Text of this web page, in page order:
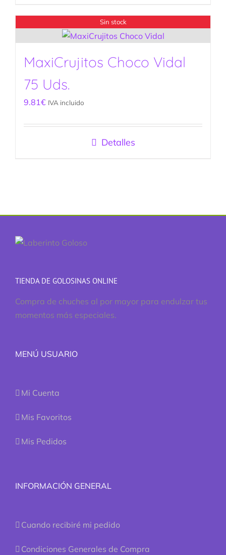
Sin stock
MaxiCrujitos Choco Vidal
75 Uds.
9.81€ IVA incluido
Detalles
TIENDA DE GOLOSINAS ONLINE
Compra de chuches al por mayor para endulzar tus
momentos más especiales.
MENÚ USUARIO
Mi Cuenta
Mis Favoritos
Mis Pedidos
INFORMACIÓN GENERAL
Cuando recibiré mi pedido
Condiciones Generales de Compra